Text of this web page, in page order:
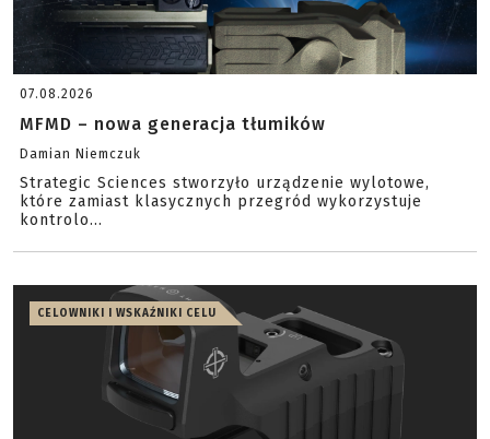
07.08.2026
MFMD – nowa generacja tłumików
Damian Niemczuk
Strategic Sciences stworzyło urządzenie wylotowe,
które zamiast klasycznych przegród wykorzystuje
kontrolo...
CELOWNIKI I WSKAŹNIKI CELU